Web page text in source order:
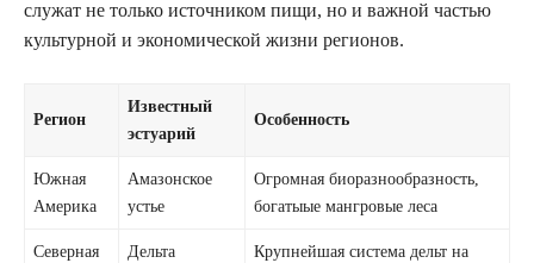
служат не только источником пищи, но и важной частью
культурной и экономической жизни регионов.
Регион
Известный
эстуарий
Особенность
Южная
Америка
Амазонское
устье
Огромная биоразнообразность,
богатыые мангровые леса
Северная
Дельта
Крупнейшая система дельт на